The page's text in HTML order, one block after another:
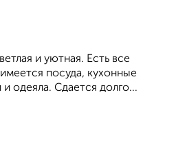
и уютная. Есть все
посуда, кухонные
одеяла. Сдается долго...